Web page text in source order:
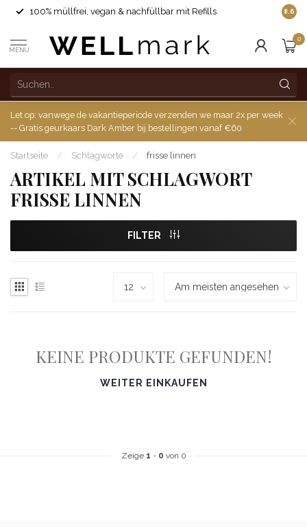
100% müllfrei, vegan & nachfüllbar mit Refills 8.6
MENU
0
Let op: vanwege de vakantieperiode verzenden we maar 2x per week
-- Gratis geurkaars Dark Amber bij bestellingen vanaf €60
Startseite / Schlagworte / frisse linnen
ARTIKEL MIT SCHLAGWORT
FRISSE LINNEN
FILTER
KEINE PRODUKTE GEFUNDEN!
WEITER EINKAUFEN
Zeige 1 - 0 von 0